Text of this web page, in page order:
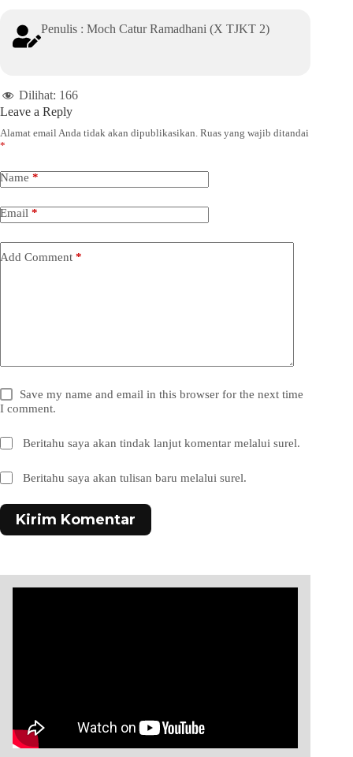
Penulis : Moch Catur Ramadhani (X TJKT 2)
Dilihat: 166
Leave a Reply
Alamat email Anda tidak akan dipublikasikan. Ruas yang wajib ditandai
*
Name *
Email *
Add Comment *
Save my name and email in this browser for the next time
I comment.
Beritahu saya akan tindak lanjut komentar melalui surel.
Beritahu saya akan tulisan baru melalui surel.
Kirim Komentar